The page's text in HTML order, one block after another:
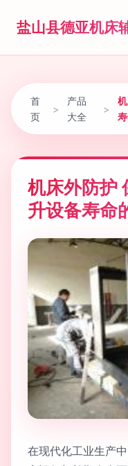
盐山县德亚机床
首
页
>
产品
大全
>
机床外防护
升设备寿命
在现代化工业生产